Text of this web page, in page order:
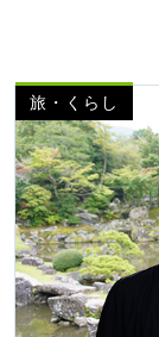
旅・くらし